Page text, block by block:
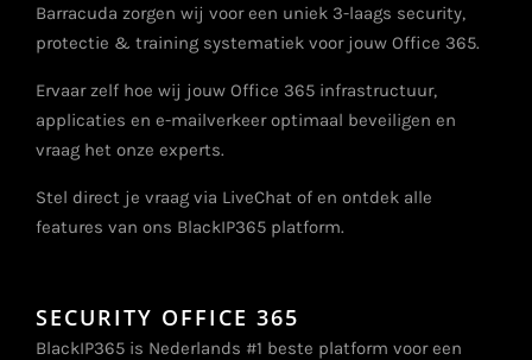
Barracuda zorgen wij voor een uniek 3-laags security,
protectie & training systematiek voor jouw Office 365.
Ervaar zelf hoe wij jouw Office 365 infrastructuur,
applicaties en e-mailverkeer optimaal beveiligen en
vraag het onze experts.
Stel direct je vraag via LiveChat of en ontdek alle
features van ons BlackIP365 platform.
SECURITY OFFICE 365
BlackIP365 is Nederlands #1 beste platform voor een